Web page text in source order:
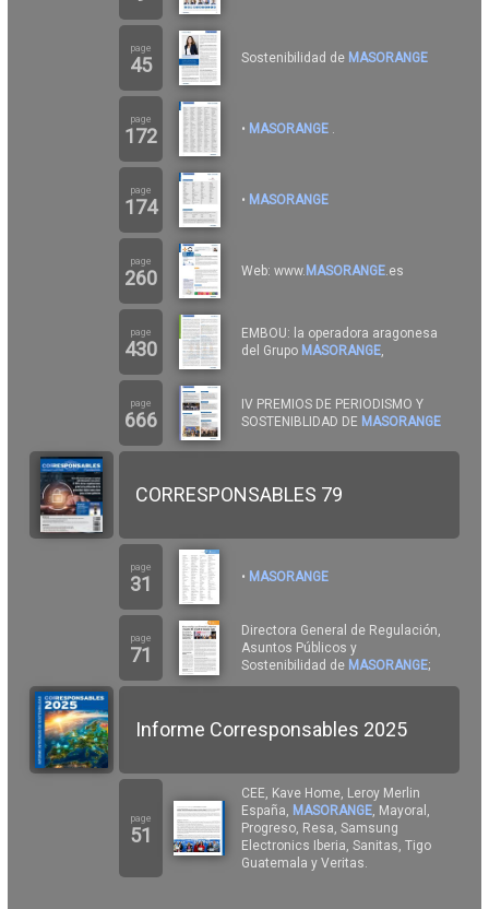
page
45 Sostenibilidad de MASORANGE
page
172 • MASORANGE .
page
174 • MASORANGE
page
260 Web: www. MASORANGE.es
page
430
EMBOU: la operadora aragonesa
del Grupo MASORANGE,
page
666
IV PREMIOS DE PERIODISMO Y
SOSTENIBLIDAD DE MASORANGE
CORRESPONSABLES 79
page
31 • MASORANGE
page
71
Directora General de Regulación,
Asuntos Públicos y
Sostenibilidad de MASORANGE;
Informe Corresponsables 2025
page
51
CEE, Kave Home, Leroy Merlin
España, MASORANGE, Mayoral,
Progreso, Resa, Samsung
Electronics Iberia, Sanitas, Tigo
Guatemala y Veritas.